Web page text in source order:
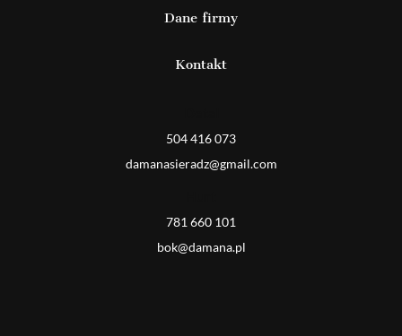
Dane firmy
Kontakt
504 416 073
damanasieradz@gmail.com
781 660 101
bok@damana.pl